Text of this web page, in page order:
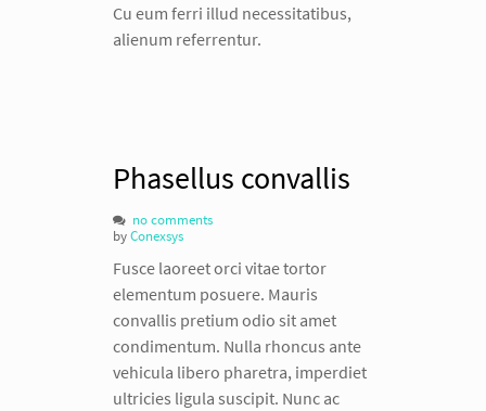
Cu eum ferri illud necessitatibus,
alienum referrentur.
Phasellus convallis
no comments
byConexsys
Fusce laoreet orci vitae tortor
elementum posuere. Mauris
convallis pretium odio sit amet
condimentum. Nulla rhoncus ante
vehicula libero pharetra, imperdiet
ultricies ligula suscipit. Nunc ac